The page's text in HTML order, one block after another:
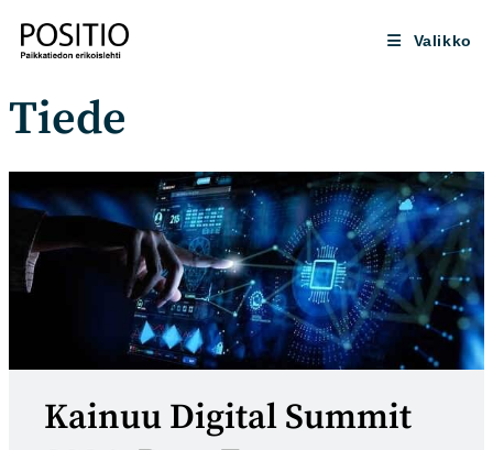
suoraan
sisältöön
Valikko
Tiede
Kainuu Digital Summit